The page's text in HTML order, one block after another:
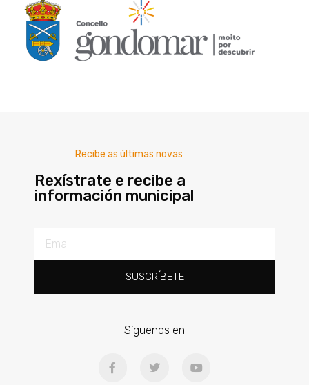
Recibe as últimas novas
Rexístrate e recibe a
información municipal
SUSCRÍBETE
Síguenos en